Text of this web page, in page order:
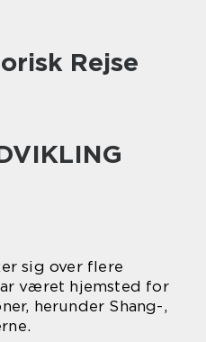
Rejse
sig over flere
været hjemsted for
herunder Shang-,